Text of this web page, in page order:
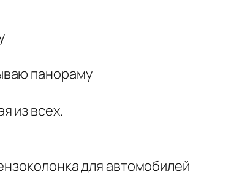
панораму
из всех.
для автомобилей